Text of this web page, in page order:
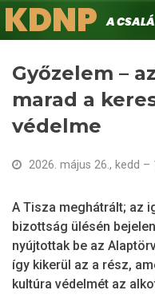
Ugrás
a
Keresés
KDNPA családokért.
Győzelem –
marad a
védelme
2026. május 26., kedd –
A Tisza meghátrált; az
bizottság ülésén
nyújtottak be az
így kikerül az a rész,
kultúra védelmét az